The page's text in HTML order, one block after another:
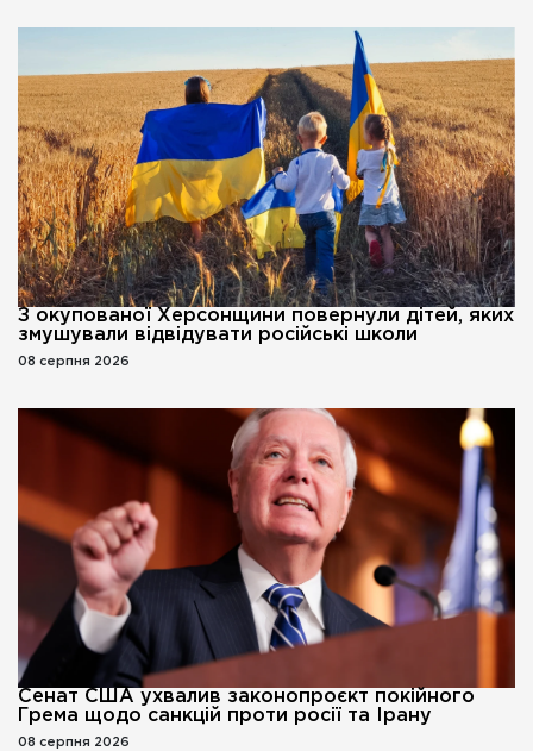
З окупованої Херсонщини повернули дітей, яких
змушували відвідувати російські школи
08 серпня 2026
Сенат США ухвалив законопроєкт покійного
Грема щодо санкцій проти росії та Ірану
08 серпня 2026